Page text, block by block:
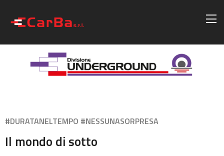
#DURATANELTEMPO #NESSUNASORPRESA
Il mondo di sotto